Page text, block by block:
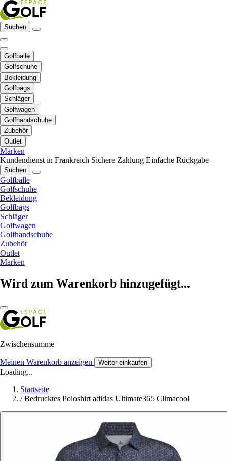
Suchen
Golfbälle
Golfschuhe
Bekleidung
Golfbags
Schläger
Golfwagen
Golfhandschuhe
Zubehör
Outlet
Marken
Kundendienst in Frankreich Sichere Zahlung Einfache Rückgabe
Suchen
Golfbälle
Golfschuhe
Bekleidung
Golfbags
Schläger
Golfwagen
Golfhandschuhe
Zubehör
Outlet
Marken
Wird zum Warenkorb hinzugefügt...
Zwischensumme
Meinen Warenkorb anzeigen Weiter einkaufen
Loading...
Startseite
/ Bedrucktes Poloshirt adidas Ultimate365 Climacool